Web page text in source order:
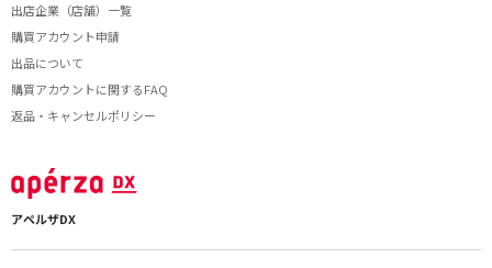
出店企業（店舗）一覧
購買アカウント申請
出品について
購買アカウントに関するFAQ
返品・キャンセルポリシー
アペルザDX